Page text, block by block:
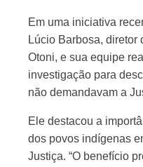
Em uma iniciativa
Lúcio Barbosa, diretor
Otoni, e sua equipe
investigação para
não demandavam a
Ele destacou a
dos povos indígenas
Justiça. “O benefício